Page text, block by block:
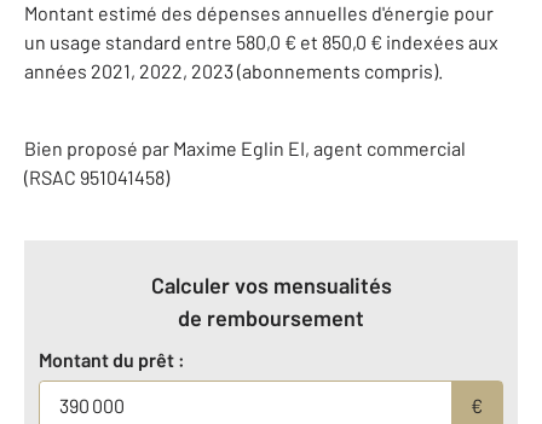
Montant estimé des dépenses annuelles d'énergie pour
un usage standard entre 580,0 € et 850,0 € indexées aux
années 2021, 2022, 2023 (abonnements compris).
Bien proposé par Maxime Eglin EI, agent commercial
(RSAC 951041458)
Calculer vos mensualités
de remboursement
Montant du prêt :
€